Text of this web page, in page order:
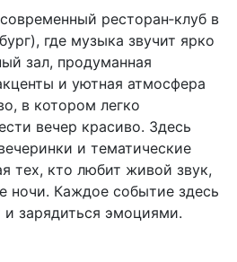
ресторан‑клуб в
где музыка звучит ярко
зал, продуманная
и уютная атмосфера
в котором легко
вечер красиво. Здесь
и тематические
тех, кто любит живой звук,
ночи. Каждое событие здесь
зарядиться эмоциями.